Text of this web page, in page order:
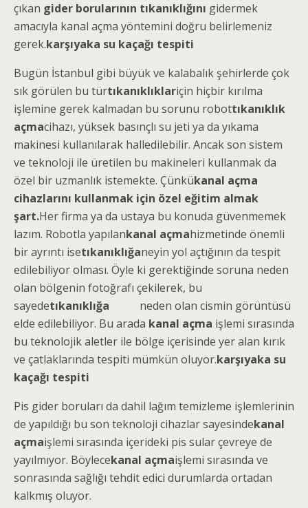
çıkan gider borularının tıkanıklığını gidermek
amacıyla kanal açma yöntemini doğru belirlemeniz
gerek.karşıyaka su kaçağı tespiti
Bugün İstanbul gibi büyük ve kalabalık şehirlerde çok
sık görülen bu türtıkanıklıklariçin hiçbir kırılma
işlemine gerek kalmadan bu sorunu robottıkanıklık
açmacihazı, yüksek basınçlı su jeti ya da yıkama
makinesi kullanılarak halledilebilir. Ancak son sistem
ve teknoloji ile üretilen bu makineleri kullanmak da
özel bir uzmanlık istemekte. Çünkükanal açma
cihazlarını kullanmak için özel eğitim almak
şart.Her firma ya da ustaya bu konuda güvenmemek
lazım. Robotla yapılankanal açmahizmetinde önemli
bir ayrıntı isetıkanıklığaneyin yol açtığının da tespit
edilebiliyor olması. Öyle ki gerektiğinde soruna neden
olan bölgenin fotoğrafı çekilerek, bu
sayedetıkanıklığa
neden olan cismin görüntüsü
elde edilebiliyor. Bu arada kanal açma işlemi sırasında
bu teknolojik aletler ile bölge içerisinde yer alan kırık
ve çatlaklarında tespiti mümkün oluyor.karşıyaka su
kaçağı tespiti
Pis gider boruları da dahil lağım temizleme işlemlerinin
de yapıldığı bu son teknoloji cihazlar sayesindekanal
açmaişlemi sırasında içerideki pis sular çevreye de
yayılmıyor. Böylecekanal açmaişlemi sırasında ve
sonrasında sağlığı tehdit edici durumlarda ortadan
kalkmış oluyor.